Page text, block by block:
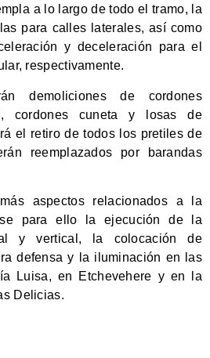
a lo largo de todo el tramo, la
para calles laterales, así como
y deceleración para el
respectivamente.
demoliciones de cordones
cordones cuneta y losas de
el retiro de todos los pretiles de
reemplazados por barandas
aspectos relacionados a la
para ello la ejecución de la
y vertical, la colocación de
defensa y la iluminación en las
Luisa, en Etchevehere y en la
Delicias.